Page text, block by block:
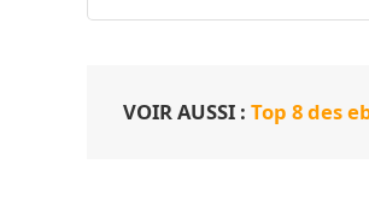
VOIR AUSSI : Top 8 des